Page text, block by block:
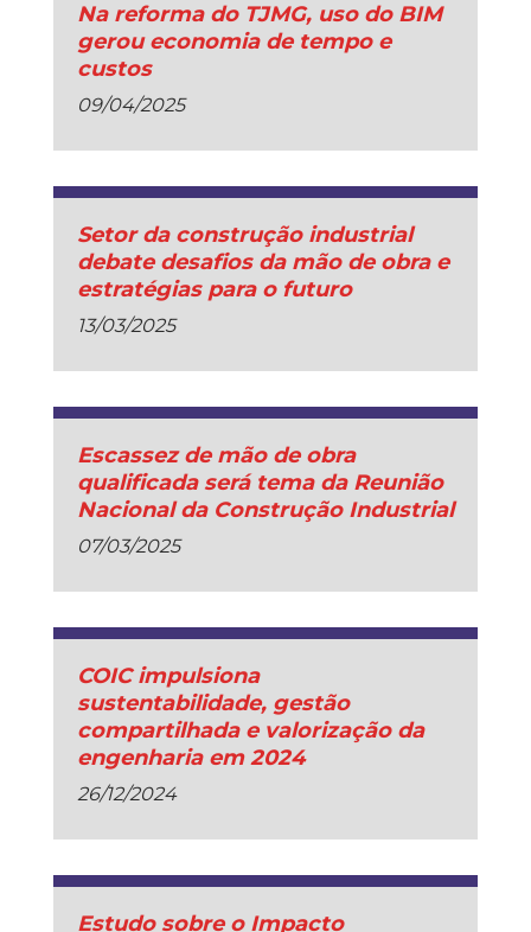
Na reforma do TJMG, uso do BIM
gerou economia de tempo e
custos
09/04/2025
Setor da construção industrial
debate desafios da mão de obra e
estratégias para o futuro
13/03/2025
Escassez de mão de obra
qualificada será tema da Reunião
Nacional da Construção Industrial
07/03/2025
COIC impulsiona
sustentabilidade, gestão
compartilhada e valorização da
engenharia em 2024
26/12/2024
Estudo sobre o Impacto